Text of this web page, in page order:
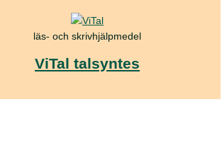
läs- och skrivhjälpmedel
ViTal talsyntes